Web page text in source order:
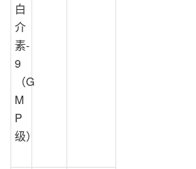
白
介
素-
9
（G
M
P
级）